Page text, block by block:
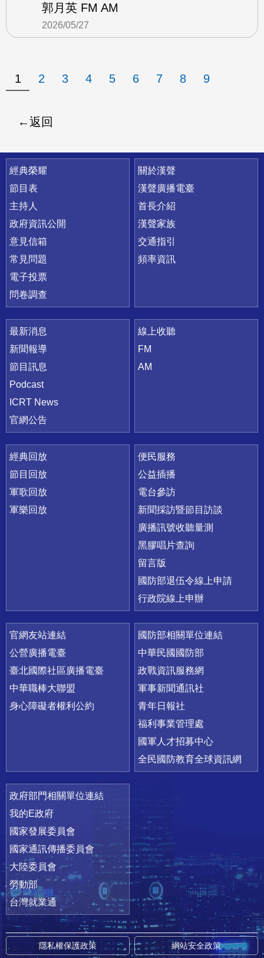
郭月英 FM AM
2026/05/27
1 2 3 4 5 6 7 8 9
返回
快速連結
經典榮耀
節目表
主持人
政府資訊公開
意見信箱
常見問題
電子投票
問卷調查
關於漢聲
漢聲廣播電臺
首長介紹
漢聲家族
交通指引
頻率資訊
最新消息
新聞報導
節目訊息
Podcast
ICRT News
官網公告
線上收聽
FM
AM
經典回放
節目回放
軍歌回放
軍樂回放
便民服務
公益插播
電台參訪
新聞採訪暨節目訪談
廣播訊號收聽量測
黑膠唱片查詢
留言版
國防部退伍令線上申請
行政院線上申辦
官網友站連結
公營廣播電臺
臺北國際社區廣播電臺
中華職棒大聯盟
身心障礙者權利公約
國防部相關單位連結
中華民國國防部
政戰資訊服務網
軍事新聞通訊社
青年日報社
福利事業管理處
國軍人才招募中心
全民國防教育全球資訊網
政府部門相關單位連結
我的E政府
國家發展委員會
國家通訊傳播委員會
大陸委員會
勞動部
台灣就業通
隱私權保護政策 網站安全政策